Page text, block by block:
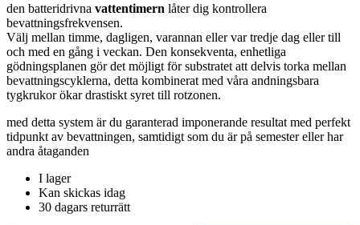
den batteridrivna vattentimern låter dig kontrollera
bevattningsfrekvensen.
Välj mellan timme, dagligen, varannan eller var tredje dag eller till
och med en gång i veckan. Den konsekventa, enhetliga
gödningsplanen gör det möjligt för substratet att delvis torka mellan
bevattningscyklerna, detta kombinerat med våra andningsbara
tygkrukor ökar drastiskt syret till rotzonen.
med detta system är du garanterad imponerande resultat med perfekt
tidpunkt av bevattningen, samtidigt som du är på semester eller har
andra åtaganden
I lager
Kan skickas idag
30 dagars returrätt